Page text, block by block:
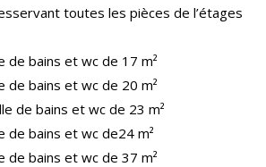
toutes les pièces de l’étages
de bains et wc de 17 m²
de bains et wc de 20 m²
de bains et wc de 23 m²
de bains et wc de24 m²
de bains et wc de 37 m²